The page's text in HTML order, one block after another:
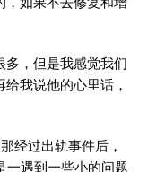
多，但是我感觉我们
我说他的心里话，
经过出轨事件后，
一遇到一些小的问题